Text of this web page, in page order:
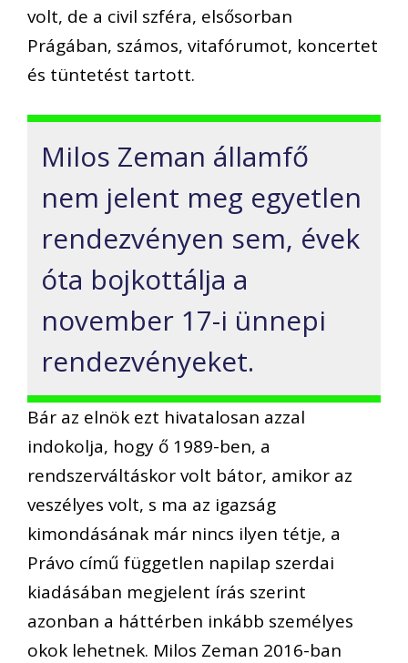
volt, de a civil szféra, elsősorban
Prágában, számos, vitafórumot, koncertet
és tüntetést tartott.
Milos Zeman államfő
nem jelent meg egyetlen
rendezvényen sem, évek
óta bojkottálja a
november 17-i ünnepi
rendezvényeket.
Bár az elnök ezt hivatalosan azzal
indokolja, hogy ő 1989-ben, a
rendszerváltáskor volt bátor, amikor az
veszélyes volt, s ma az igazság
kimondásának már nincs ilyen tétje, a
Právo című független napilap szerdai
kiadásában megjelent írás szerint
azonban a háttérben inkább személyes
okok lehetnek. Milos Zeman 2016-ban